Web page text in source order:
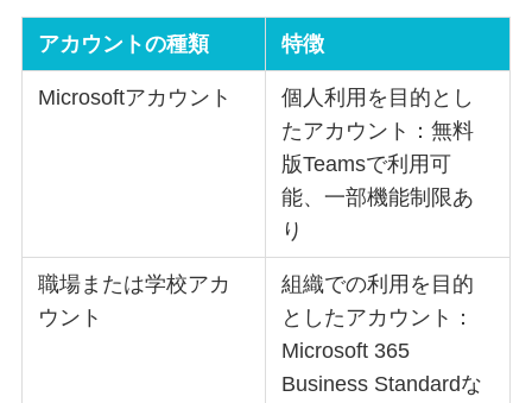
アカウントの種類 特徴
Microsoftアカウント
個人利用を目的とし
たアカウント：無料
版Teamsで利用可
能、一部機能制限あ
り
職場または学校アカ
ウント
組織での利用を目的
としたアカウント：
Microsoft 365
Business Standardな